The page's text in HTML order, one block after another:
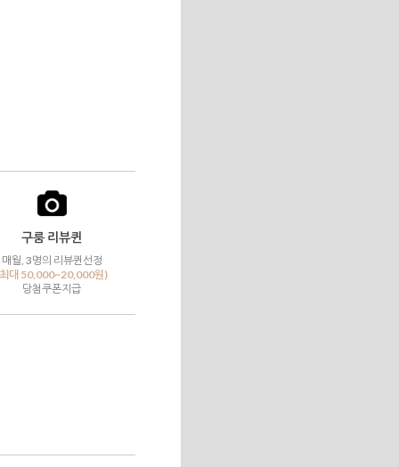
구룸 리뷰퀸
매월, 3명의 리뷰퀸선정
대 50,000~20,000원)
당첨쿠폰지급